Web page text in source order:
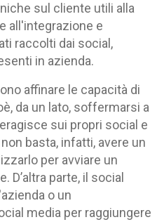
sul cliente utili alla
all'integrazione e
raccolti dai social,
in azienda.
affinare le capacità di
da un lato, soffermarsi a
sui propri social e
basta, infatti, avere un
per avviare un
D’altra parte, il social
o un
media per raggiungere